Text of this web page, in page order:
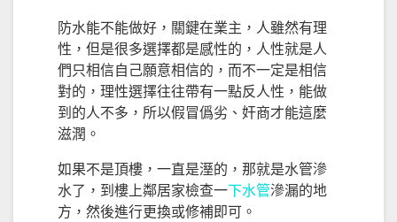
防水能不能做好，關鍵在業主，人雖然有理
性，但是很多選擇都是感性的，人性就是人
們只相信自己願意相信的，而不一定是相信
對的，理性選擇往往帶有一點反人性，能做
到的人不多，所以假冒僞劣、奸商才能這麼
滋潤。
如果不是頂樓，一直是溼的，那就是水管滲
水了，到樓上鄰居家檢查一下水管滲漏的地
方，然後進行更換或修補即可。